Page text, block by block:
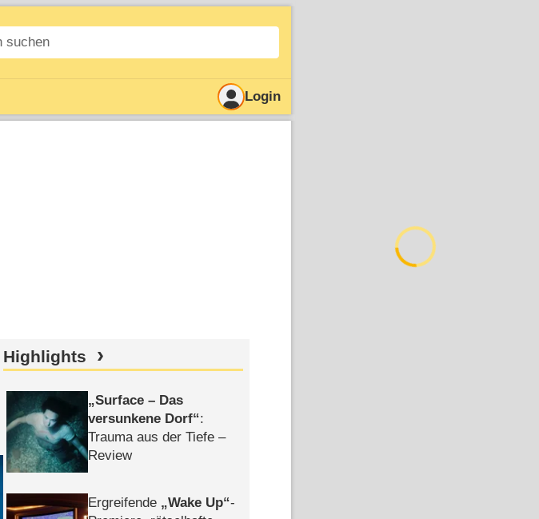
Login
Highlights
Surface – Das
versunkene Dorf :
Trauma aus der Tiefe –
Review
Ergreifende Wake Up -